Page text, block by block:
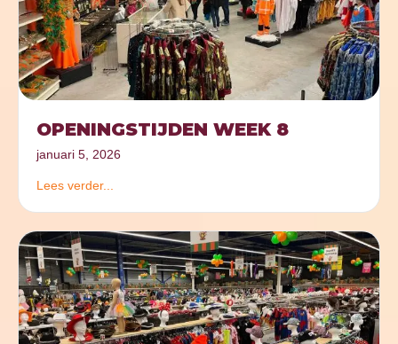
OPENINGSTIJDEN WEEK 8
januari 5, 2026
Lees verder...